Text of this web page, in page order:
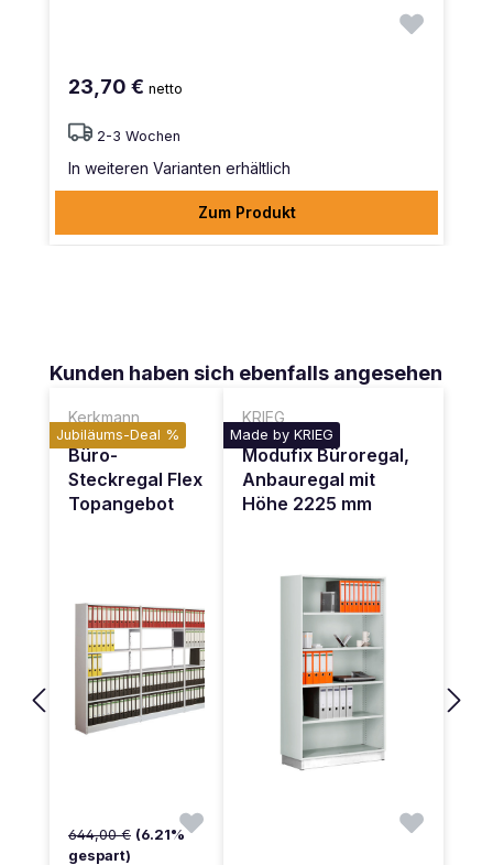
23,70 € netto
2-3 Wochen
In weiteren Varianten erhältlich
Zum Produkt
Produktgalerie überspringen
Kunden haben sich ebenfalls angesehen
Kerkmann
Jubiläums-Deal %
Büro-
Steckregal Flex
Topangebot
644,00 € (6.21%
gespart)
KRIEG
Made by KRIEG
Modufix Büroregal,
Anbauregal mit
Höhe 2225 mm